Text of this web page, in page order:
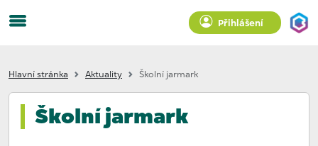
Přihlášení
Hlavní stránka Aktuality Školní jarmark
Školní jarmark